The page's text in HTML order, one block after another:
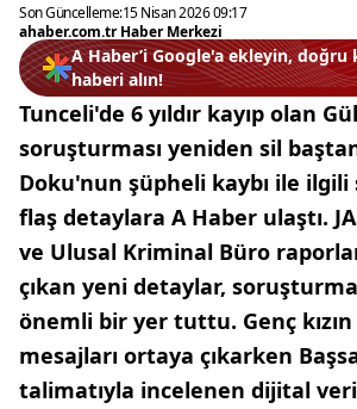
Son Güncelleme:15 Nisan 2026 09:17
ahaber.com.tr Haber Merkezi
A Haber’i Google'a ekleyin, doğru
haberi alın!
Tunceli'de 6 yıldır kayıp olan
soruşturması yeniden sil
Doku'nun şüpheli kaybı ile
flaş detaylara A Haber ulaştı.
ve Ulusal Kriminal Büro
çıkan yeni detaylar,
önemli bir yer tuttu. Genç
mesajları ortaya çıkarken
talimatıyla incelenen dijital